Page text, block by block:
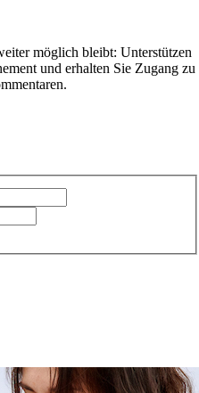
möglich bleibt: Unterstützen
und erhalten Sie Zugang zu